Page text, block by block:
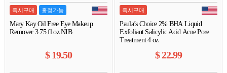
즉시구매 흥정가능
Mary Kay Oil Free Eye Makeup
Remover 3.75 fl.oz NIB
$19.50
즉시구매
Paula’s Choice 2% BHA Liquid
Exfoliant Salicylic Acid Acne Pore
Treatment 4 oz
$22.99